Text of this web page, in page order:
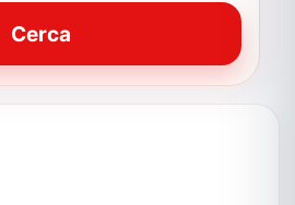
Cerca